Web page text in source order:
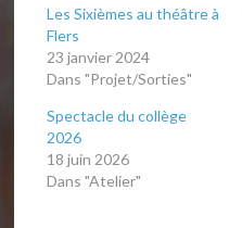
Les Sixièmes au théâtre à
Flers
23 janvier 2024
Dans "Projet/Sorties"
Spectacle du collège
2026
18 juin 2026
Dans "Atelier"